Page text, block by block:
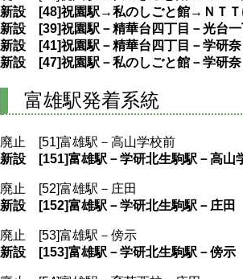
新設 [48]祝園駅→私のしごと館→ＮＴＴ
新設 [39]祝園駅－精華台四丁目－光台一
新設 [41]祝園駅－精華台四丁目－学研奈
新設 [47]祝園駅－私のしごと館－学研奈
富雄駅発着系統
廃止 [51]富雄駅－高山学校前
新設 [151]富雄駅－学研北生駒駅－高山
廃止 [52]富雄駅－庄田
新設 [152]富雄駅－学研北生駒駅－庄田
廃止 [53]富雄駅－傍示
新設 [153]富雄駅－学研北生駒駅－傍示